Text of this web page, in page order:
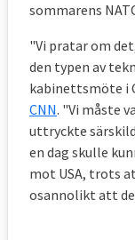
sommarens
"Vi pratar om
den typen av
kabinettsmöte i
CNN. "Vi måste
uttryckte
en dag skulle
mot USA, trots
osannolikt att